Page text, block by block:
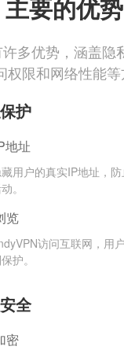
主要的优势
多优势，涵盖隐
权限和网络性能
护
地址
用户的真实IP地址，
。
览
访问互联网，用
护。
全
密